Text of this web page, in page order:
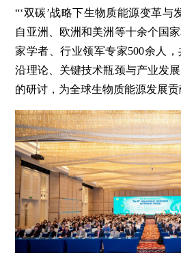
“‘双碳’战略下生物质能源变革与
自亚洲、欧洲和美洲等十余个国
家学者、行业领军专家500余人
沿理论、关键技术瓶颈与产业发
的研讨，为全球生物质能源发展贡